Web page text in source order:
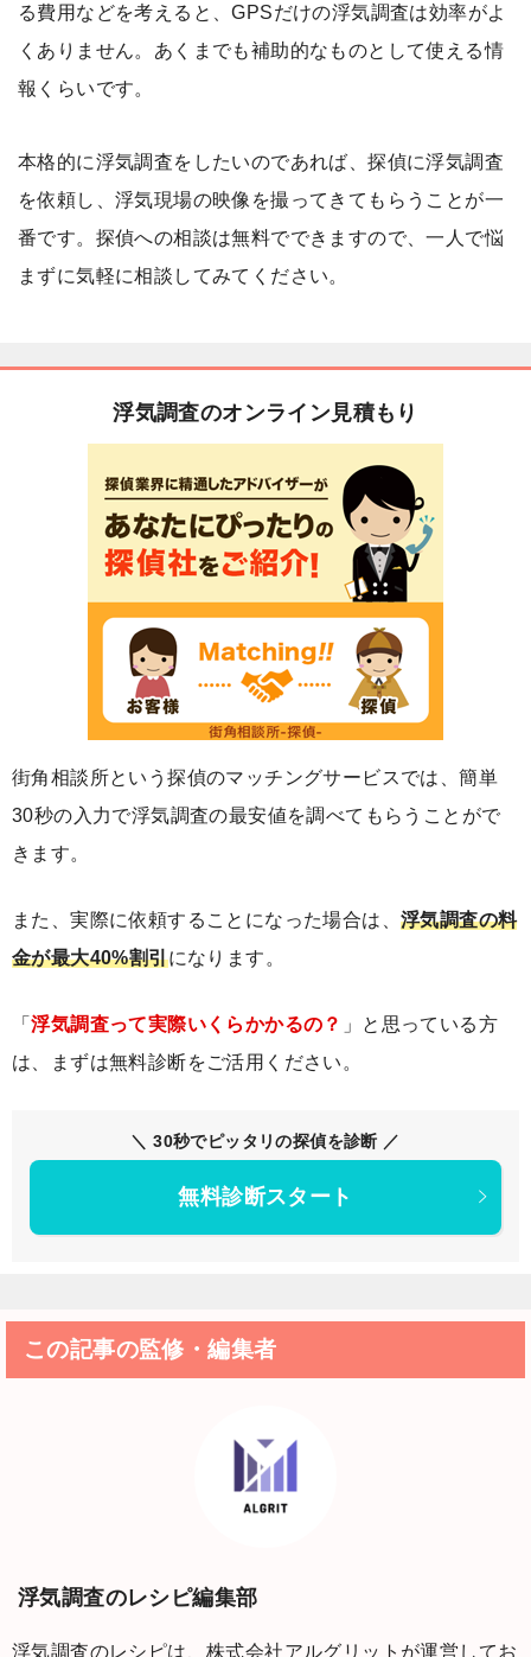
る費用などを考えると、GPSだけの浮気調査は効率がよ
くありません。あくまでも補助的なものとして使える情
報くらいです。
本格的に浮気調査をしたいのであれば、探偵に浮気調査
を依頼し、浮気現場の映像を撮ってきてもらうことが一
番です。探偵への相談は無料でできますので、一人で悩
まずに気軽に相談してみてください。
浮気調査のオンライン見積もり
街角相談所という探偵のマッチングサービスでは、簡単
30秒の入力で浮気調査の最安値を調べてもらうことがで
きます。
また、実際に依頼することになった場合は、 浮気調査の料
金が最大40%割引になります。
「浮気調査って実際いくらかかるの？ 」と思っている方
は、まずは無料診断をご活用ください。
＼ 30秒でピッタリの探偵を診断 ／
無料診断スタート
この記事の監修・編集者
浮気調査のレシピ編集部
浮気調査のレシピは、株式会社アルグリットが運営してお